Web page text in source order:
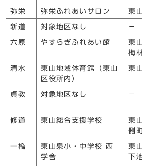
弥栄 弥栄ふれあいサロン 東
新道 対象地区なし －
六原 やすらぎふれあい館
東
梅
清水
東山地域体育館（東山
区役所内）
東
貞教 対象地区なし －
修道 東山総合支援学校
東
側
一橋
東山泉小・中学校 西
学舎
東
下